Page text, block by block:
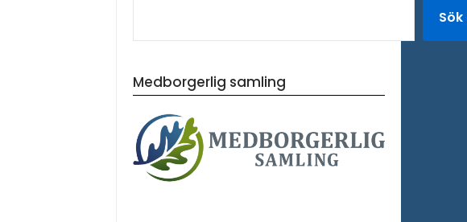
Sök
Medborgerlig samling